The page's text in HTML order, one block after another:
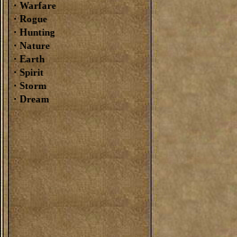
· Warfare
·Rogue
· Hunting
·Nature
·Earth
·Spirit
· Storm
·Dream